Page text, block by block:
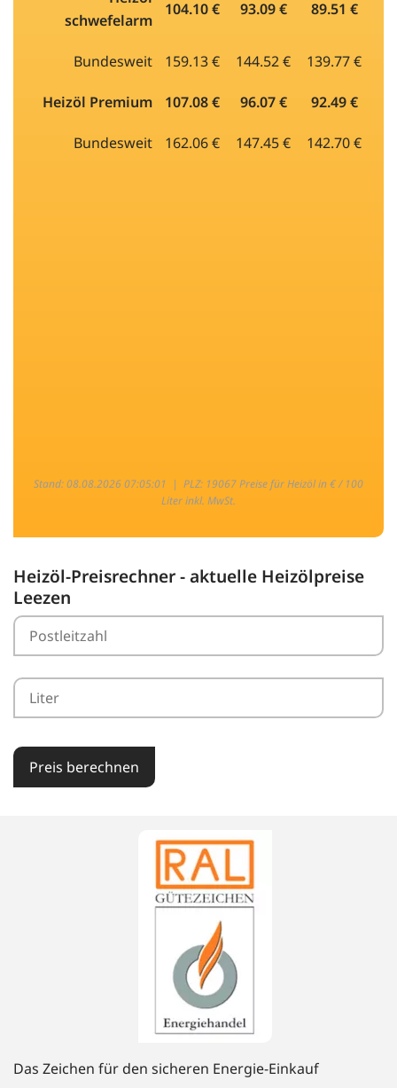
schwefelarm
104.10 € 93.09 € 89.51 €
Bundesweit 159.13 € 144.52 € 139.77 €
Heizöl Premium 107.08 € 96.07 € 92.49 €
Bundesweit 162.06 € 147.45 € 142.70 €
Stand: 08.08.2026 07:05:01 | PLZ: 19067 Preise für Heizöl in € / 100
Liter inkl. MwSt.
Heizöl-Preisrechner - aktuelle Heizölpreise
Leezen
Preis berechnen
Das Zeichen für den sicheren Energie-Einkauf